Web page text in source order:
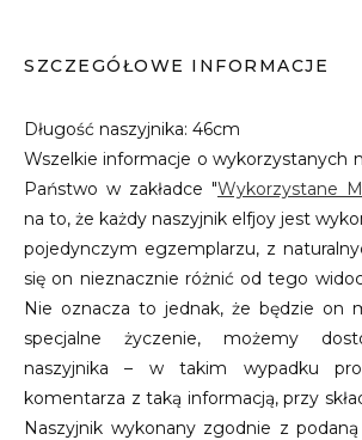
SZCZEGÓŁOWE INFORMACJE
Długość naszyjnika: 46cm
Wszelkie informacje o wykorzystanych
Państwo w zakładce "Wykorzystane
na to, że każdy naszyjnik elfjoy jest
pojedynczym egzemplarzu, z
się on nieznacznie różnić od tego
Nie oznacza to jednak, że będzie on
specjalne życzenie, możemy
naszyjnika – w takim wypadku
komentarza z taką informacją, przy
Naszyjnik wykonany zgodnie z